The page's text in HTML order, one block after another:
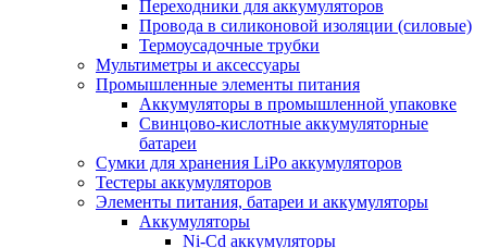
Переходники для аккумуляторов
Провода в силиконовой изоляции (силовые)
Термоусадочные трубки
Мультиметры и аксессуары
Промышленные элементы питания
Аккумуляторы в промышленной упаковке
Свинцово-кислотные аккумуляторные
батареи
Сумки для хранения LiPo аккумуляторов
Тестеры аккумуляторов
Элементы питания, батареи и аккумуляторы
Аккумуляторы
Ni-Cd аккумуляторы